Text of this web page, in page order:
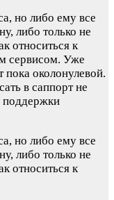
но либо ему все
либо только не
относиться к
сервисом. Уже
пока околонулевой.
в саппорт не
поддержки
но либо ему все
либо только не
относиться к